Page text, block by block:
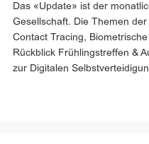
Das «Update» ist der
Gesellschaft. Die Themen
Contact Tracing,
Rückblick Frühlingstreffen &
zur Digitalen